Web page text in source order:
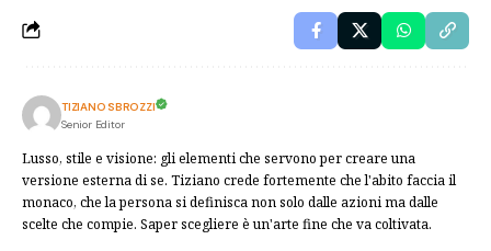
TIZIANO SBROZZI
Senior Editor
Lusso, stile e visione: gli elementi che servono per creare una
versione esterna di se. Tiziano crede fortemente che l'abito faccia il
monaco, che la persona si definisca non solo dalle azioni ma dalle
scelte che compie. Saper scegliere è un'arte fine che va coltivata.